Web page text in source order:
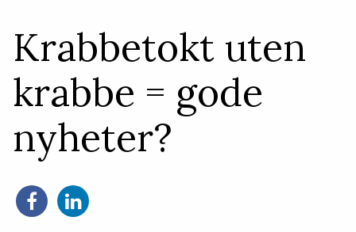
Krabbetokt uten
krabbe = gode
nyheter?
Del
på
Del
på